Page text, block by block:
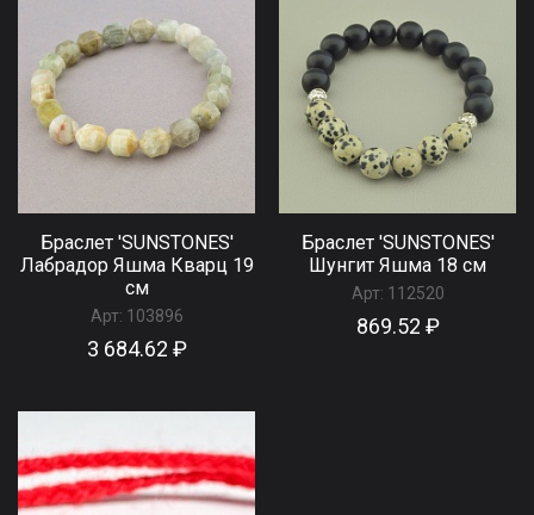
Браслет 'SUNSTONES'
Лабрадор Яшма Кварц 19
см
Арт: 103896
3 684.62 ₽
Браслет 'SUNSTONES'
Шунгит Яшма 18 см
Арт: 112520
869.52 ₽